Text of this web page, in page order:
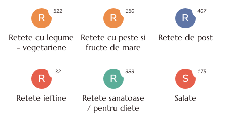
R
Retete cu legume
- vegetariene
522
R
Retete cu peste si
fructe de mare
150
R
Retete de post
407
R
Retete ieftine
32
R
Retete sanatoase
/ pentru diete
389
S
Salate
175